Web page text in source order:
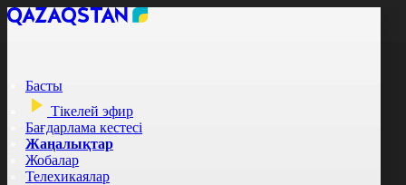
Басты
Тікелей эфир
Бағдарлама кестесі
Жаңалықтар
Жобалар
Телехикаялар